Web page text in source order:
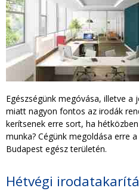
Egészségünk megóvása, illetve
miatt nagyon fontos az irodák
kerítsenek erre sort, ha
munka? Cégünk megoldása erre
Budapest egész területén.
Hétvégi